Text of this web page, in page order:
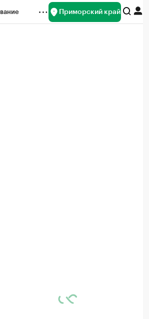
Приморский край